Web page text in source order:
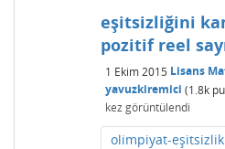
eşitsizliğini
pozitif reel
1 Ekim 2015 Lisans
yavuzkiremici (1.8k
kez görüntülendi
olimpiyat-